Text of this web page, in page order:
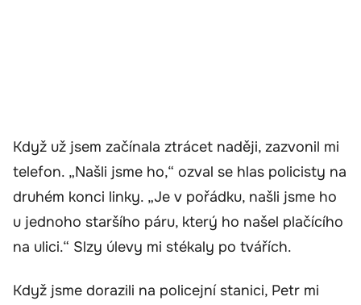
Když už jsem začínala ztrácet naději, zazvonil mi
telefon. „Našli jsme ho,“ ozval se hlas policisty na
druhém konci linky. „Je v pořádku, našli jsme ho
u jednoho staršího páru, který ho našel plačícího
na ulici.“ Slzy úlevy mi stékaly po tvářích.
Když jsme dorazili na policejní stanici, Petr mi